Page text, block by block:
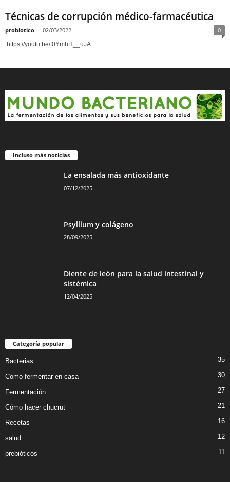
Técnicas de corrupción médico-farmacéutica
probiotico - 02/03/2022 0
https://youtu.be/f0YmhH__uJA
Incluso más noticias
La ensalada más antioxidante
07/12/2025
Psyllium y colágeno
28/09/2025
Diente de león para la salud intestinal y
sistémica
12/04/2025
Categoría popular
Bacterias 35
Como fermentar en casa 30
Fermentación 27
Cómo hacer chucrut 21
Recetas 16
salud 12
prebióticos 11